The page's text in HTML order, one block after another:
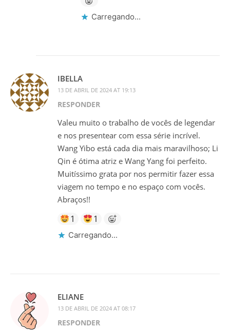
Carregando...
IBELLA
13 DE ABRIL DE 2024 AT 19:13
RESPONDER
Valeu muito o trabalho de vocês de legendar
e nos presentear com essa série incrível.
Wang Yibo está cada dia mais maravilhoso; Li
Qin é ótima atriz e Wang Yang foi perfeito.
Muitíssimo grata por nos permitir fazer essa
viagem no tempo e no espaço com vocês.
Abraços!!
1 1
Carregando...
ELIANE
13 DE ABRIL DE 2024 AT 08:17
RESPONDER